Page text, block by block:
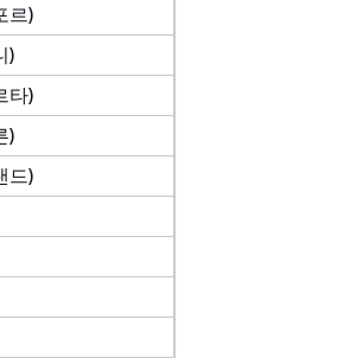
르)
)
타)
)
드)